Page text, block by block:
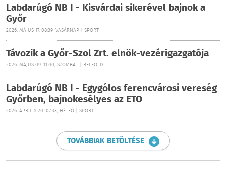
Labdarúgó NB I - Kisvárdai sikerével bajnok a
Győr
2026. MÁJUS 17. 08:39, VASÁRNAP | SPORT
Távozik a Győr-Szol Zrt. elnök-vezérigazgatója
2026. MÁJUS 09. 11:00, SZOMBAT | BELFÖLD
Labdarúgó NB I - Egygólos ferencvárosi vereség
Győrben, bajnokesélyes az ETO
2026. ÁPRILIS 20. 07:33, HÉTFŐ | SPORT
TOVÁBBIAK BETÖLTÉSE